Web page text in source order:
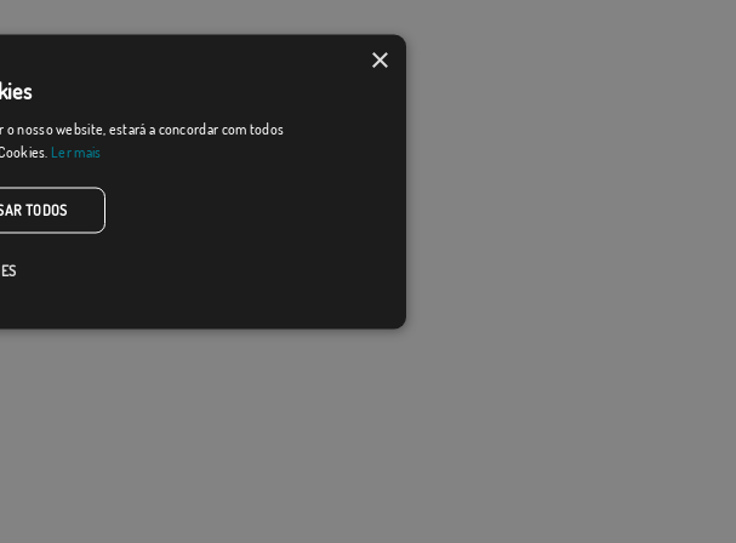
×
nosso website, estará a concordar com todos
Ler mais
TODOS